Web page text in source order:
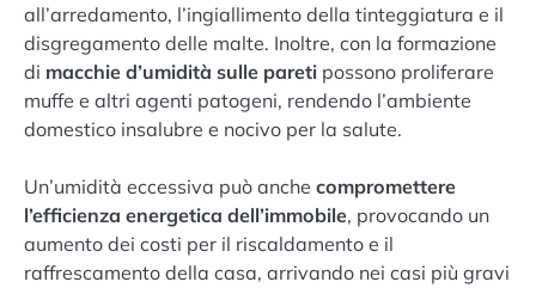
all’arredamento, l’ingiallimento della tinteggiatura e il
disgregamento delle malte. Inoltre, con la formazione
di macchie d’umidità sulle pareti possono proliferare
muffe e altri agenti patogeni, rendendo l’ambiente
domestico insalubre e nocivo per la salute.
Un’umidità eccessiva può anche compromettere
l’efficienza energetica dell’immobile, provocando un
aumento dei costi per il riscaldamento e il
raffrescamento della casa, arrivando nei casi più gravi